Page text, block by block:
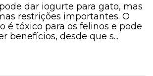
dar iogurte para gato, mas
restrições importantes. O
é tóxico para os felinos e pode
benefícios, desde que s...